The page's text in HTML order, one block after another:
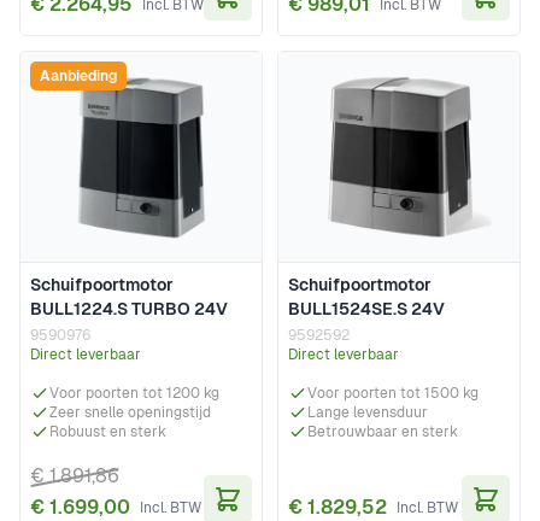
Schuifpoortmotor
BULL1224.S TURBO 24V
9590976
Direct leverbaar
Voor poorten tot 1200 kg
Zeer snelle openingstijd
Robuust en sterk
€ 1.699,00
€ 1.891,86
Aanbieding
Schuifpoortmotor
BULL1524SE.S 24V
9592592
Direct leverbaar
Voor poorten tot 1500 kg
Lange levensduur
Betrouwbaar en sterk
€ 1.829,52